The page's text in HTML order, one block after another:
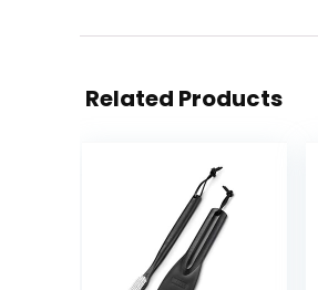
Related Products